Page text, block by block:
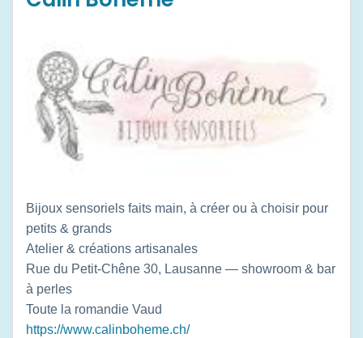
Bijoux sensoriels faits main, à créer ou à choisir pour
petits & grands
Atelier & créations artisanales
Rue du Petit-Chêne 30, Lausanne — showroom & bar
à perles
Toute la romandie Vaud
https://www.calinboheme.ch/